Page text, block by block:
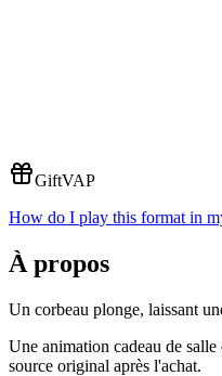
GiftVAP
How do I play this format in
À propos
Un corbeau plonge, laissant
Une animation cadeau de
source original après l'achat.